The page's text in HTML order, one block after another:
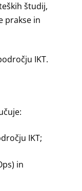
študij,
prakse in
IKT.
IKT;
in